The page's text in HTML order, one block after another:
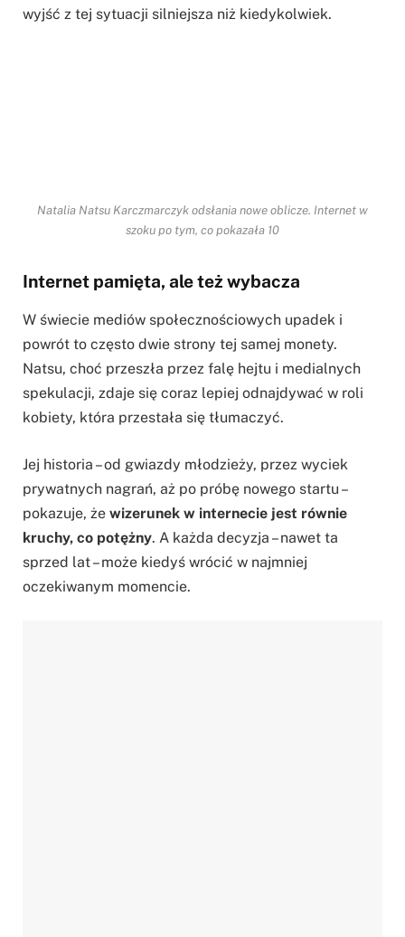
wyjść z tej sytuacji silniejsza niż kiedykolwiek.
Natalia Natsu Karczmarczyk odsłania nowe oblicze. Internet w
szoku po tym, co pokazała 10
Internet pamięta, ale też wybacza
W świecie mediów społecznościowych upadek i
powrót to często dwie strony tej samej monety.
Natsu, choć przeszła przez falę hejtu i medialnych
spekulacji, zdaje się coraz lepiej odnajdywać w roli
kobiety, która przestała się tłumaczyć.
Jej historia – od gwiazdy młodzieży, przez wyciek
prywatnych nagrań, aż po próbę nowego startu –
pokazuje, że wizerunek w internecie jest równie
kruchy, co potężny. A każda decyzja – nawet ta
sprzed lat – może kiedyś wrócić w najmniej
oczekiwanym momencie.